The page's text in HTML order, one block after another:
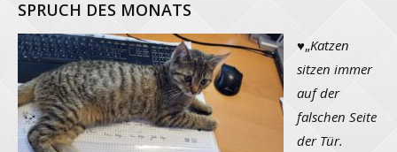
SPRUCH DES MONATS
♥„Katzen
sitzen immer
auf der
falschen Seite
der Tür.